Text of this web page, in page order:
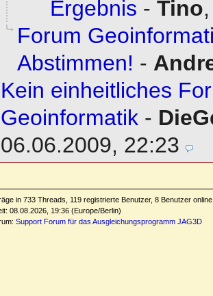
Ergebnis - Tino
Forum
Abstimmen! -
Kein einheitliches
Geoinformatik-
06.06.2009, 22:23
in 733 Threads, 119 registrierte Benutzer, 8 Benutzer
08.08.2026, 19:36 (Europe/Berlin)
Support Forum für das Ausgleichungsprogramm JAG3D